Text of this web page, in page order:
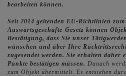
bearbeiten können.
Seit 2014 geltenden EU-Richtlinien
Auswärtsgeschäfte-Gesetz können
Bestätigung, dass Sie unser
wünschen und über Ihre
zugesendet werden. Sie erhalten daher
Punkte bestätigen müssen. Danach
zum Objekt übermittelt. Es entstehen